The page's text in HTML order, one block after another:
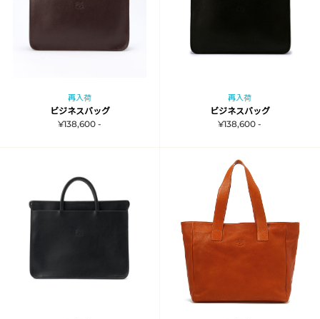
再入荷
ビジネスバッグ
¥138,600 -
再入荷
ビジネスバッグ
¥138,600 -